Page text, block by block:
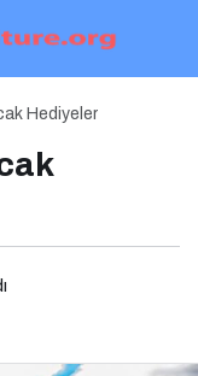
Hediyeler